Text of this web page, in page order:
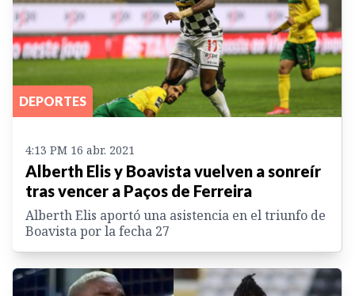
DEPORTES
4:13 PM 16 abr. 2021
Alberth Elis y Boavista vuelven a sonreír
tras vencer a Paços de Ferreira
Alberth Elis aportó una asistencia en el triunfo de
Boavista por la fecha 27